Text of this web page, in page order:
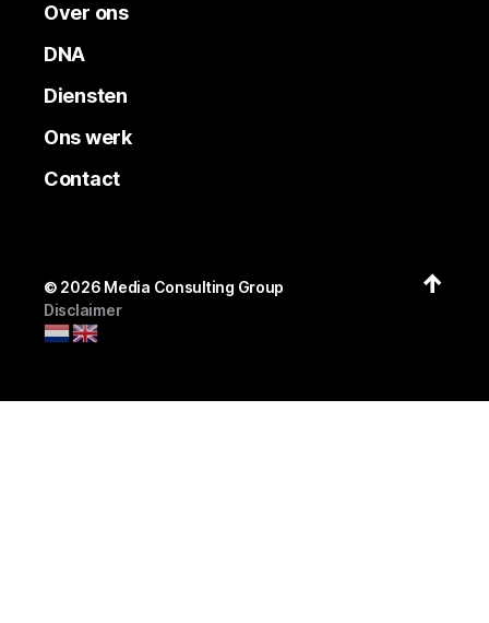
Over ons
DNA
Diensten
Ons werk
Contact
© 2026 Media Consulting Group
Disclaimer
↑